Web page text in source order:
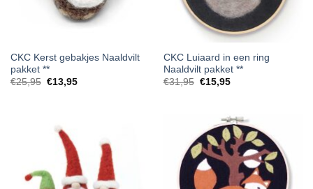
CKC Kerst gebakjes Naaldvilt
pakket **
€25,95 Oorspronkelijke
€13,95Huidige
CKC Luiaard in een ring
Naaldvilt pakket **
€31,95 Oorspronkelijke
€15,95Huidige